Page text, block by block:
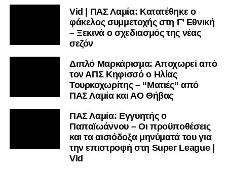
Vid | ΠΑΣ Λαμία: Κατατέθηκε ο
φάκελος συμμετοχής στη Γ’ Εθνική
– Ξεκινά ο σχεδιασμός της νέας
σεζόν
Διπλό Μαρκάρισμα: Αποχωρεί από
τον ΑΠΣ Κηφισσό ο Ηλίας
Τουρκοχωρίτης – “Ματιές” από
ΠΑΣ Λαμία και ΑΟ Θήβας
ΠΑΣ Λαμία: Εγγυητής ο
Παπαϊωάννου – Οι προϋποθέσεις
και τα αισιόδοξα μηνύματά του για
την επιστροφή στη Super League |
Vid